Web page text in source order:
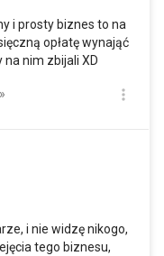
i prosty biznes to na
opłatę wynająć
nim zbijali XD
i nie widzę nikogo,
tego biznesu,